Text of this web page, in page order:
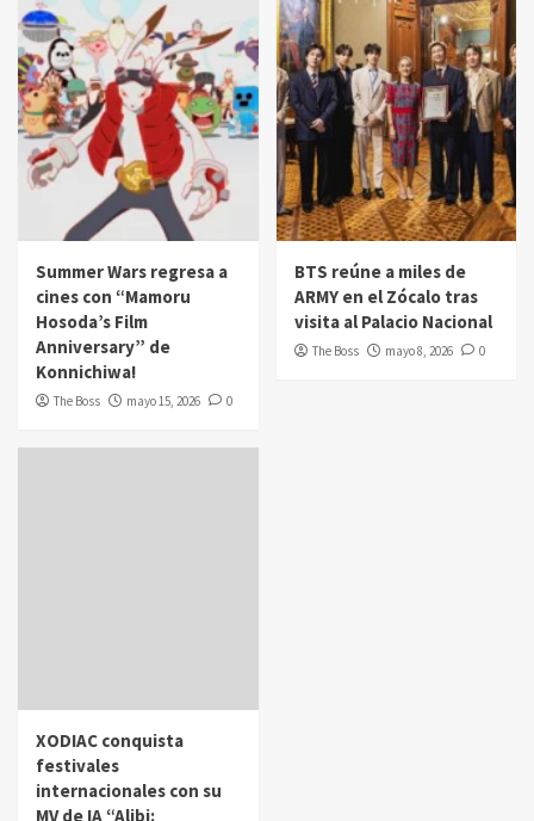
Summer Wars regresa a
cines con “Mamoru
Hosoda’s Film
Anniversary” de
Konnichiwa!
The Boss mayo 15, 2026 0
BTS reúne a miles de
ARMY en el Zócalo tras
visita al Palacio Nacional
The Boss mayo 8, 2026 0
XODIAC conquista
festivales
internacionales con su
MV de IA “Alibi: